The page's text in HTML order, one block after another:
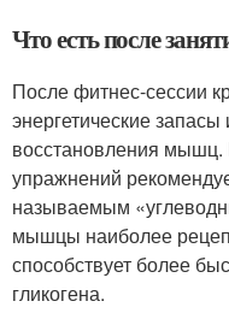
Что есть после
После фитнес-сессии
энергетические
восстановления мышц.
упражнений
называемым
мышцы наиболее
способствует более
гликогена.